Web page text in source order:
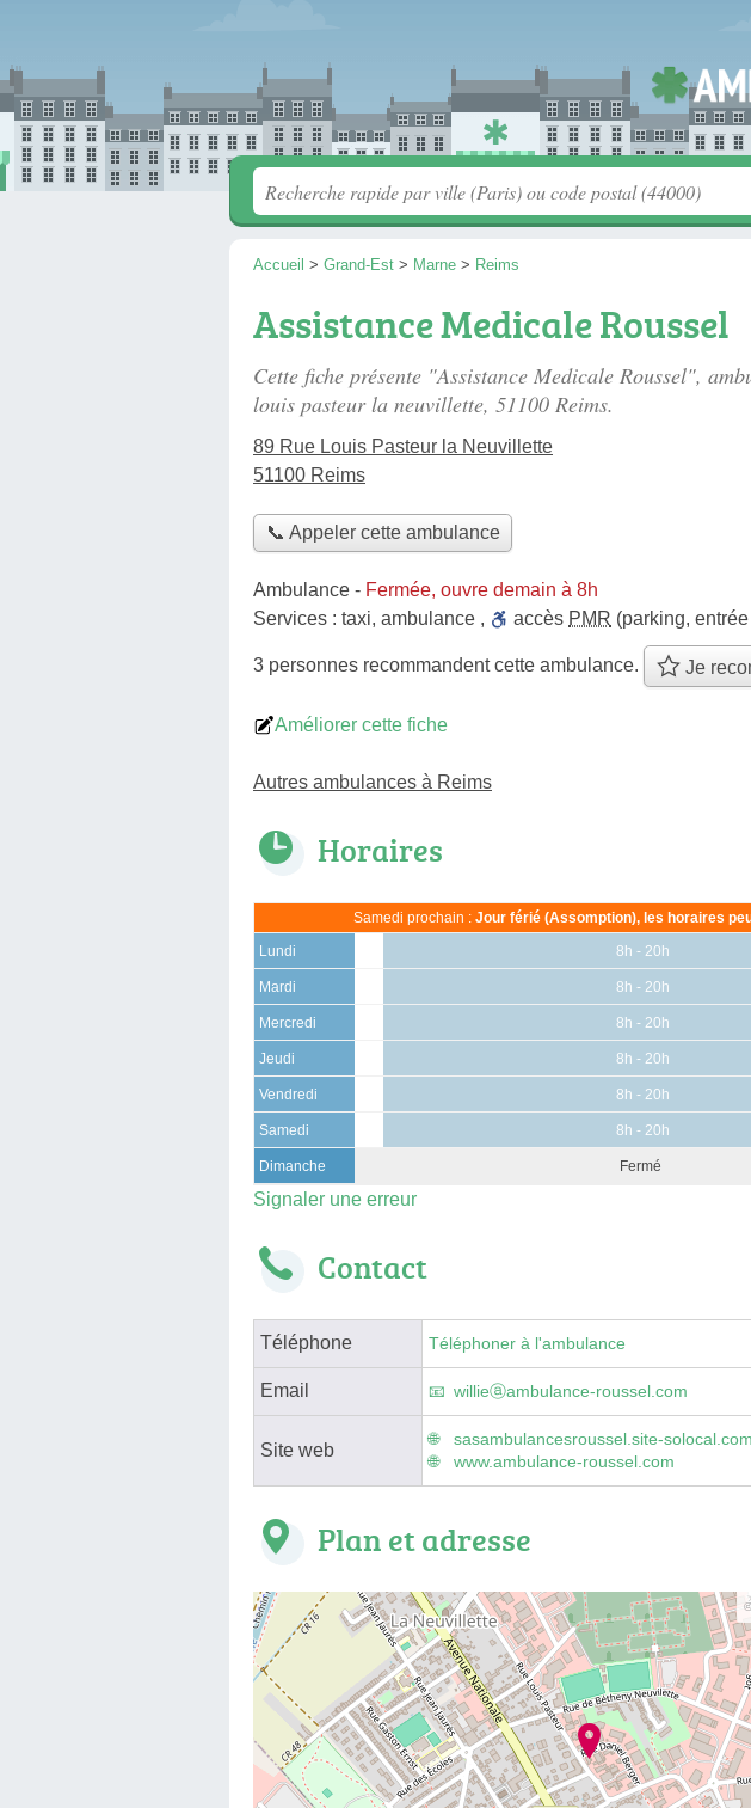
Accueil > Grand-Est > Marne > Reims
Assistance Medicale Roussel
Cette fiche présente "Assistance Medicale Roussel",
louis pasteur la neuvillette, 51100 Reims.
89 Rue Louis Pasteur la Neuvillette
51100 Reims
📞 Appeler cette ambulance
Ambulance - Fermée, ouvre demain à 8h
Services : taxi, ambulance , accès PMR (parking,
3 personnes recommandentcette ambulance. Je
Améliorer cette fiche
Autres ambulances à Reims
Horaires
Samedi prochain : Jour férié (Assomption), les horaires
Lundi 8h - 20h
Mardi 8h - 20h
Mercredi 8h - 20h
Jeudi 8h - 20h
Vendredi 8h - 20h
Samedi 8h - 20h
Dimanche Fermé
Signaler une erreur
Contact
Téléphone Téléphoner à l'ambulance
Email willieⓐambulance-roussel.com
Site web
sasambulancesroussel.site-solocal.com
www.ambulance-roussel.com
Plan et adresse